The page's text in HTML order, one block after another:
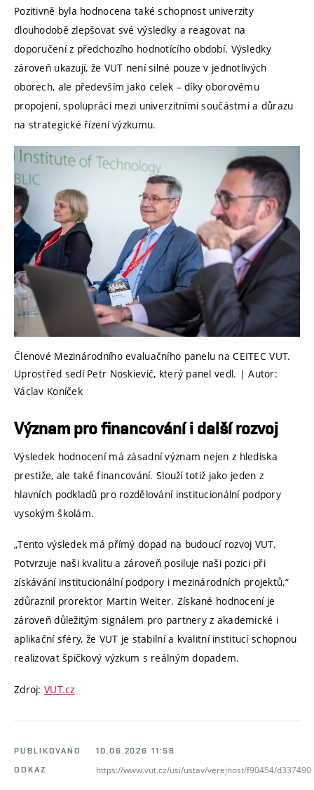
Pozitivně byla hodnocena také schopnost univerzity
dlouhodobě zlepšovat své výsledky a reagovat na
doporučení z předchozího hodnotícího období. Výsledky
zároveň ukazují, že VUT není silné pouze v jednotlivých
oborech, ale především jako celek – díky oborovému
propojení, spolupráci mezi univerzitními součástmi a důrazu
na strategické řízení výzkumu.
Členové Mezinárodního evaluačního panelu na CEITEC VUT.
Uprostřed sedí Petr Noskievič, který panel vedl. | Autor:
Václav Koníček
Význam pro financování i další rozvoj
Výsledek hodnocení má zásadní význam nejen z hlediska
prestiže, ale také financování. Slouží totiž jako jeden z
hlavních podkladů pro rozdělování institucionální podpory
vysokým školám.
„Tento výsledek má přímý dopad na budoucí rozvoj VUT.
Potvrzuje naši kvalitu a zároveň posiluje naši pozici při
získávání institucionální podpory i mezinárodních projektů,“
zdůraznil prorektor Martin Weiter. Získané hodnocení je
zároveň důležitým signálem pro partnery z akademické i
aplikační sféry, že VUT je stabilní a kvalitní institucí schopnou
realizovat špičkový výzkum s reálným dopadem.
Zdroj: VUT.cz
PUBLIKOVÁNO
10.06.2026 11:58
ODKAZ
https://www.vut.cz/usi/ustav/verejnost/f90454/d337490